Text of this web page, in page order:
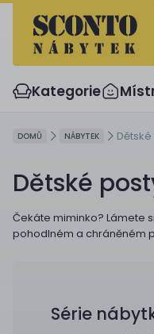
Kategorie
DOMŮ NÁBYTEK
Dětské
Čekáte miminko? Lámete
pohodlném a chráněném
Série